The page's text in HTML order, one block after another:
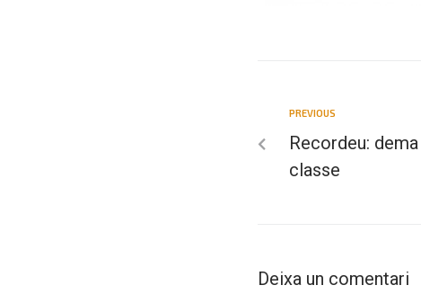
PREVIOUS
Recordeu:
classe
Deixa un comentari